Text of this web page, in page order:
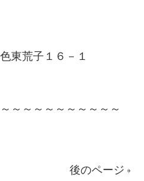
東荒子１６－１
～～～～～～～～～～
後のページ »